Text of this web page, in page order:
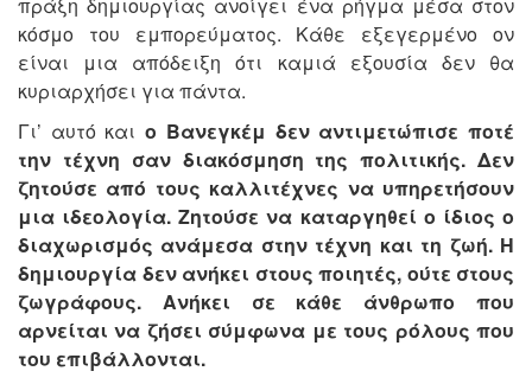
κόσμο του εμπορεύματος. Κάθε εξεγερμένο ον
είναι μια απόδειξη ότι καμιά εξουσία δεν θα
κυριαρχήσει για πάντα.
Γι’ αυτό καιο Βανεγκέμ δεν αντιμετώπισε ποτέ
την τέχνη σαν διακόσμηση της πολιτικής. Δεν
ζητούσε από τους καλλιτέχνες να υπηρετήσουν
μια ιδεολογία. Ζητούσε να καταργηθεί ο ίδιος ο
διαχωρισμός ανάμεσα στην τέχνη και τη ζωή. Η
δημιουργία δεν ανήκει στους ποιητές, ούτε στους
ζωγράφους. Ανήκει σε κάθε άνθρωπο που
αρνείται να ζήσει σύμφωνα με τους ρόλους που
του επιβάλλονται.